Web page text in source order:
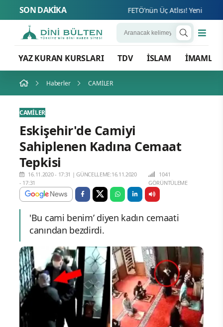
SON DAKİKA FETÖ’nün Üç Atlısı! Yeni
YAZ KURAN KURSLARI TDV İSLAM İMAMLAR
Haberler CAMİLER
CAMİLER
Eskişehir'de Camiyi
Sahiplenen Kadına Cemaat
Tepkisi
16.11.2020 - 17:31 |GÜNCELLEME:16.11.2020
- 17:31
1041
GÖRÜNTÜLEME
'Bu cami benim’ diyen kadın cemaati
canından bezdirdi.